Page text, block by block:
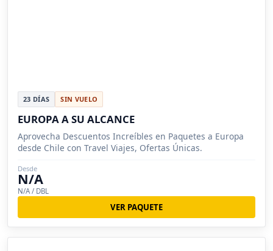
23 DÍAS SIN VUELO
EUROPA A SU ALCANCE
Aprovecha Descuentos Increíbles en Paquetes a Europa
desde Chile con Travel Viajes, Ofertas Únicas.
Desde
N/A
N/A / DBL
VER PAQUETE